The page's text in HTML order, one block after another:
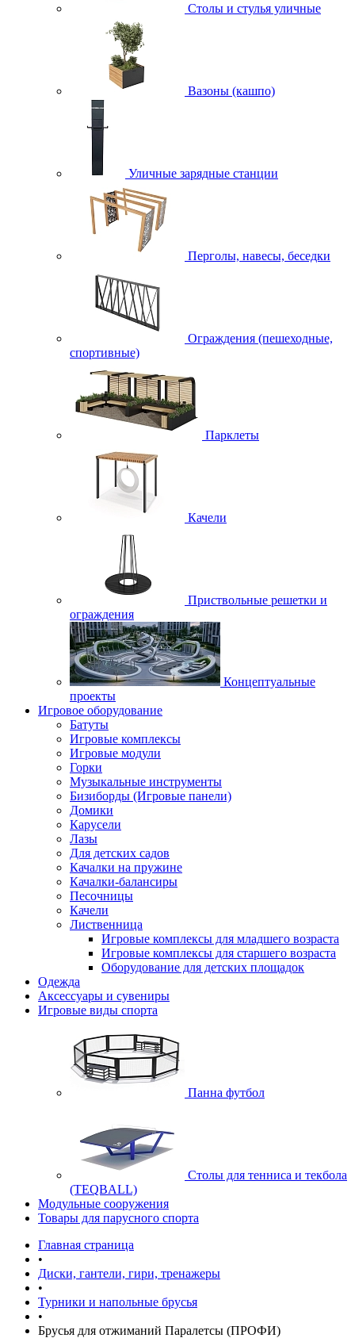
Столы и стулья уличные
Вазоны (кашпо)
Уличные зарядные станции
Перголы, навесы, беседки
Ограждения (пешеходные,
спортивные)
Парклеты
Качели
Приствольные решетки и
ограждения
Концептуальные
проекты
Игровое оборудование
Батуты
Игровые комплексы
Игровые модули
Горки
Музыкальные инструменты
Бизиборды (Игровые панели)
Домики
Карусели
Лазы
Для детских садов
Качалки на пружине
Качалки-балансиры
Песочницы
Качели
Лиственница
Игровые комплексы для младшего возраста
Игровые комплексы для старшего возраста
Оборудование для детских площадок
Одежда
Аксессуары и сувениры
Игровые виды спорта
Панна футбол
Cтолы для тенниса и текбола
(TEQBALL)
Модульные сооружения
Товары для парусного спорта
Главная страница
•
Диски, гантели, гири, тренажеры
•
Турники и напольные брусья
•
Брусья для отжиманий Паралетсы (ПРОФИ)